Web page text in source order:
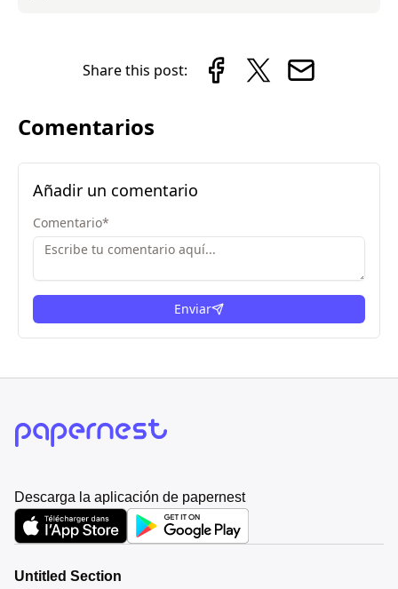
Share this post:
Comentarios
Añadir un comentario
Comentario*
Enviar
Descarga la aplicación de papernest
Untitled Section